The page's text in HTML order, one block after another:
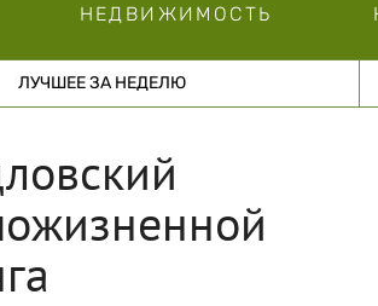
НЕДВИЖИМОСТЬ
ЛУЧШЕЕ ЗА НЕДЕЛЮ